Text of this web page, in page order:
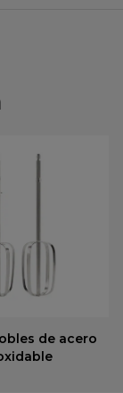
de acero